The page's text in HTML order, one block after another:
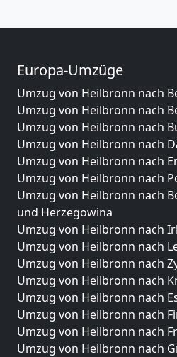
Europa-Umzüge
Umzug von Heilbronn nach
Umzug von Heilbronn nach
Umzug von Heilbronn nach
Umzug von Heilbronn nach
Umzug von Heilbronn nach
Umzug von Heilbronn nach
Umzug von Heilbronn nach
und Herzegowina
Umzug von Heilbronn nach
Umzug von Heilbronn nach
Umzug von Heilbronn nach
Umzug von Heilbronn nach
Umzug von Heilbronn nach
Umzug von Heilbronn nach
Umzug von Heilbronn nach
Umzug von Heilbronn nach